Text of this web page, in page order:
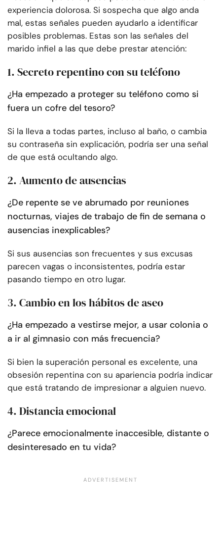
experiencia dolorosa. Si sospecha que algo anda
mal, estas señales pueden ayudarlo a identificar
posibles problemas. Estas son las señales del
marido infiel a las que debe prestar atención:
1. Secreto repentino con su teléfono
¿Ha empezado a proteger su teléfono como si
fuera un cofre del tesoro?
Si la lleva a todas partes, incluso al baño, o cambia
su contraseña sin explicación, podría ser una señal
de que está ocultando algo.
2. Aumento de ausencias
¿De repente se ve abrumado por reuniones
nocturnas, viajes de trabajo de fin de semana o
ausencias inexplicables?
Si sus ausencias son frecuentes y sus excusas
parecen vagas o inconsistentes, podría estar
pasando tiempo en otro lugar.
3. Cambio en los hábitos de aseo
¿Ha empezado a vestirse mejor, a usar colonia o
a ir al gimnasio con más frecuencia?
Si bien la superación personal es excelente, una
obsesión repentina con su apariencia podría indicar
que está tratando de impresionar a alguien nuevo.
4. Distancia emocional
¿Parece emocionalmente inaccesible, distante o
desinteresado en tu vida?